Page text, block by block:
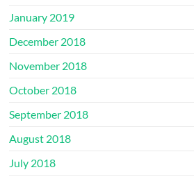
January 2019
December 2018
November 2018
October 2018
September 2018
August 2018
July 2018